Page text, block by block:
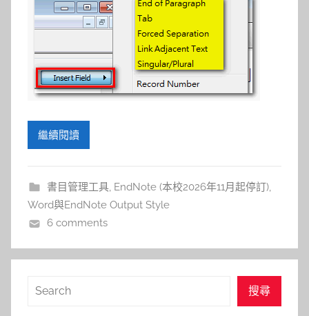
部
落
格
繼續閱讀
書目管理工具, EndNote (本校2026年11月起停訂),
Word與EndNote Output Style
6 comments
搜
搜尋